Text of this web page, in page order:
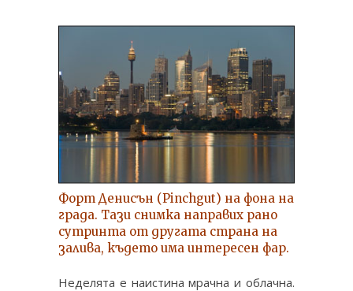
Форт Денисън (Pinchgut) на фона на
града. Тази снимка направих рано
сутринта от другата страна на
залива, където има интересен фар.
Неделята е наистина мрачна и облачна.